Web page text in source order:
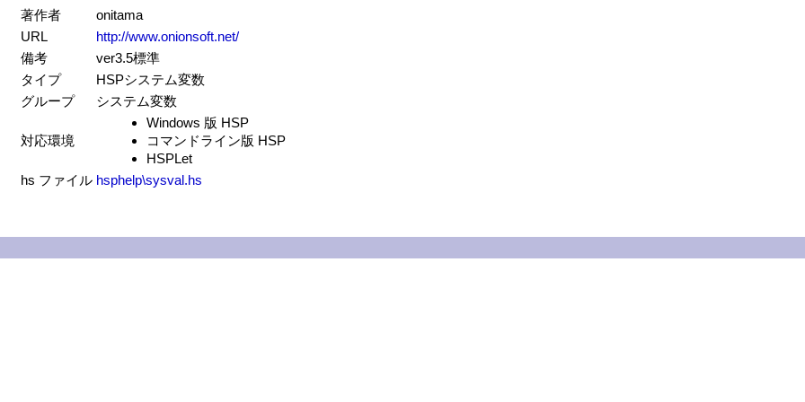
著作者
onitama
URL
http://www.onionsoft.net/
備考
ver3.5標準
タイプ
HSPシステム変数
グループ
システム変数
対応環境
Windows 版 HSP
コマンドライン版 HSP
HSPLet
hs ファイル hsphelp\sysval.hs